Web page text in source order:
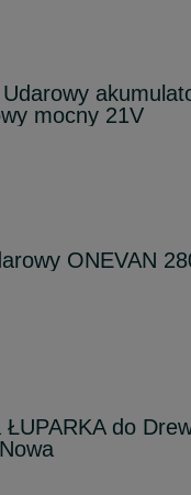
mocny 21V
ONEVAN
do